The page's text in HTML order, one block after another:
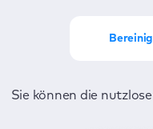
Sie können die Sie
Sie können Ihren